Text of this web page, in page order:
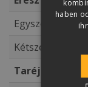
Egyszeres
Kétszeres
Taréj
haben